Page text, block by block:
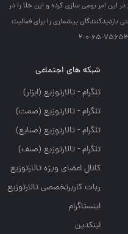
اين امر بومي سازي كرده و اين خلا را در
بيشماري را براي فعاليت
شبکه های اجتماعی
تلگرام - تالارتوزيع (ابزار)
تلگرام - تالارتوزيع (صمت)
تلگرام - تالارتوزيع (صنايع)
تلگرام - تالارتوزیع (صنف)
کانال اعضای ویژه تالارتوزیع
ربات کاربرتخصصی تالارتوزیع
اینستاگرام
لینکدین